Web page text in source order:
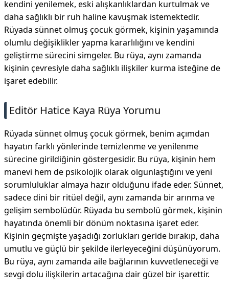
kendini yenilemek, eski alışkanlıklardan kurtulmak ve
daha sağlıklı bir ruh haline kavuşmak istemektedir.
Rüyada sünnet olmuş çocuk görmek, kişinin yaşamında
olumlu değişiklikler yapma kararlılığını ve kendini
geliştirme sürecini simgeler. Bu rüya, aynı zamanda
kişinin çevresiyle daha sağlıklı ilişkiler kurma isteğine de
işaret edebilir.
Editör Hatice Kaya Rüya Yorumu
Rüyada sünnet olmuş çocuk görmek, benim açımdan
hayatın farklı yönlerinde temizlenme ve yenilenme
sürecine girildiğinin göstergesidir. Bu rüya, kişinin hem
manevi hem de psikolojik olarak olgunlaştığını ve yeni
sorumluluklar almaya hazır olduğunu ifade eder. Sünnet,
sadece dini bir ritüel değil, aynı zamanda bir arınma ve
gelişim sembolüdür. Rüyada bu sembolü görmek, kişinin
hayatında önemli bir dönüm noktasına işaret eder.
Kişinin geçmişte yaşadığı zorlukları geride bırakıp, daha
umutlu ve güçlü bir şekilde ilerleyeceğini düşünüyorum.
Bu rüya, aynı zamanda aile bağlarının kuvvetleneceği ve
sevgi dolu ilişkilerin artacağına dair güzel bir işarettir.